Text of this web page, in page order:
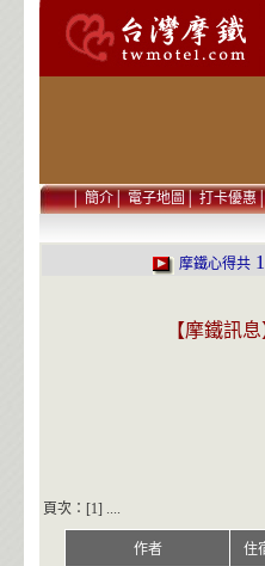
│簡介│電子地圖│打卡優惠
摩鐵心得共1
【摩鐵訊
頁次：[1] ....
作者 住